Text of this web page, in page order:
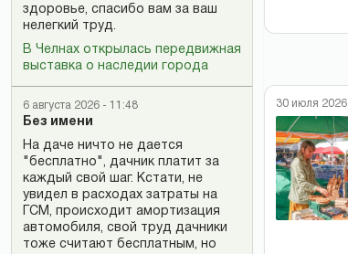
здоровье, спасибо вам за ваш
нелегкий труд.
В Челнах открылась передвижная
выставка о наследии города
6 августа 2026 - 11:48
Без имени
На даче ничто не дается
"бесплатно", дачник платит за
каждый свой шаг. Кстати, не
увидел в расходах затраты на
ГСМ, происходит амортизация
автомобиля, свой труд дачники
тоже считают бесплатным, но
30 июля 2026